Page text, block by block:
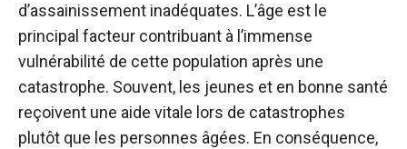
d’assainissement inadéquates. L’âge est le
principal facteur contribuant à l’immense
vulnérabilité de cette population après une
catastrophe. Souvent, les jeunes et en bonne santé
reçoivent une aide vitale lors de catastrophes
plutôt que les personnes âgées. En conséquence,